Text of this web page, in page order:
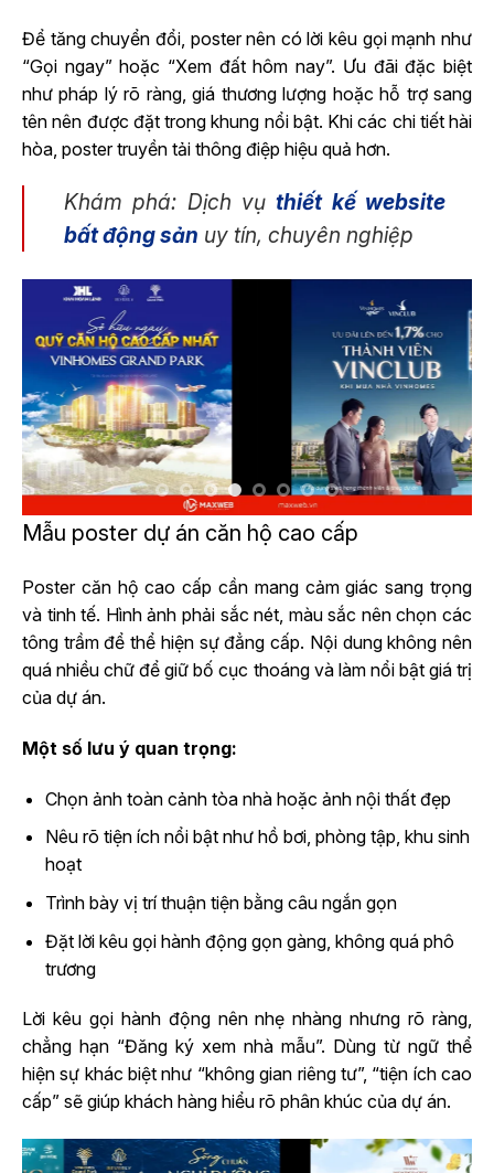
Để tăng chuyển đổi, poster nên có lời kêu gọi mạnh như
“Gọi ngay” hoặc “Xem đất hôm nay”. Ưu đãi đặc biệt
như pháp lý rõ ràng, giá thương lượng hoặc hỗ trợ sang
tên nên được đặt trong khung nổi bật. Khi các chi tiết hài
hòa, poster truyền tải thông điệp hiệu quả hơn.
Khám phá: Dịch vụthiết kế website
bất động sản uy tín, chuyên nghiệp
Mẫu poster dự án căn hộ cao cấp
Poster căn hộ cao cấp cần mang cảm giác sang trọng
và tinh tế. Hình ảnh phải sắc nét, màu sắc nên chọn các
tông trầm để thể hiện sự đẳng cấp. Nội dung không nên
quá nhiều chữ để giữ bố cục thoáng và làm nổi bật giá trị
của dự án.
Một số lưu ý quan trọng:
Chọn ảnh toàn cảnh tòa nhà hoặc ảnh nội thất đẹp
Nêu rõ tiện ích nổi bật như hồ bơi, phòng tập, khu sinh
hoạt
Trình bày vị trí thuận tiện bằng câu ngắn gọn
Đặt lời kêu gọi hành động gọn gàng, không quá phô
trương
Lời kêu gọi hành động nên nhẹ nhàng nhưng rõ ràng,
chẳng hạn “Đăng ký xem nhà mẫu”. Dùng từ ngữ thể
hiện sự khác biệt như “không gian riêng tư”, “tiện ích cao
cấp” sẽ giúp khách hàng hiểu rõ phân khúc của dự án.